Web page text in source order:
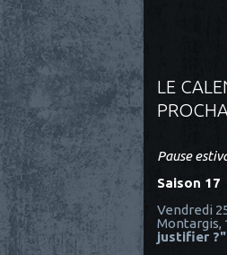
LE
Pause
Saison 17
Vendredi
Montargis,
justifier ?"